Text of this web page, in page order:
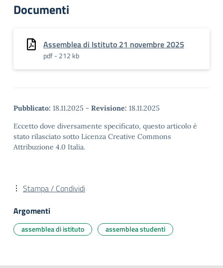
Documenti
Assemblea di Istituto 21 novembre 2025
pdf - 212 kb
Pubblicato: 18.11.2025 - Revisione: 18.11.2025
Eccetto dove diversamente specificato, questo articolo è
stato rilasciato sotto Licenza Creative Commons
Attribuzione 4.0 Italia.
Stampa / Condividi
Argomenti
assemblea di istituto assemblea studenti